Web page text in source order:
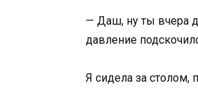
— Даш, ну ты вчера
давление
Я сидела за столом,